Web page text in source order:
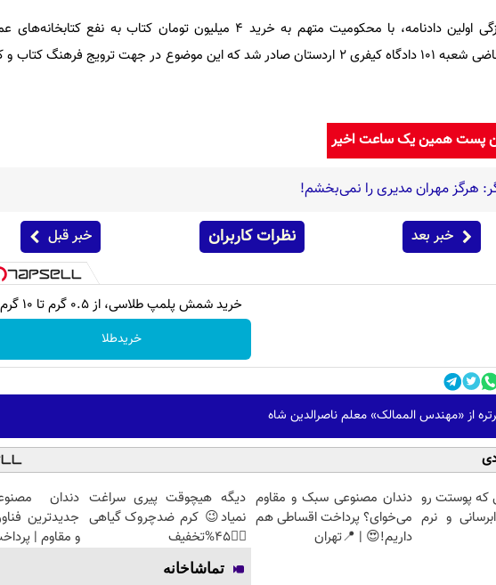
وی افزود: به تازگی اولین دادنامه، با محکومیت متهم به خرید 4 میلیون تومان کتاب به
اردستان توسط قاضی شعبه 101 دادگاه کیفری ۲ اردستان صادر شد که این موضوع در جهت ترویج
پست همین یک ساعت اخیر
هرگز مهران مدیری را نمی‌بخشم!
خبر بعد نظرات کاربران خبر قبل
خرید شمش پلمپ طلاسی، از ۰.۵ گرم تا ۱۰ گرم
خریدطلا
از «مهندس الممالک» معلم ناصرالدین شاه
که پوستت رو
و نرم
دندان مصنوعی سبک و مقاوم
می‌خوای؟ پرداخت اقساطی هم
داریم!😍 | 📍تهران
دیگه هیچوقت پیری سراغت
نمیاد😉 کرم ضدچروک گیاهی
👈🏻45%تخفیف
دندان
جدیدترین
و مقاوم |
تماشاخانه